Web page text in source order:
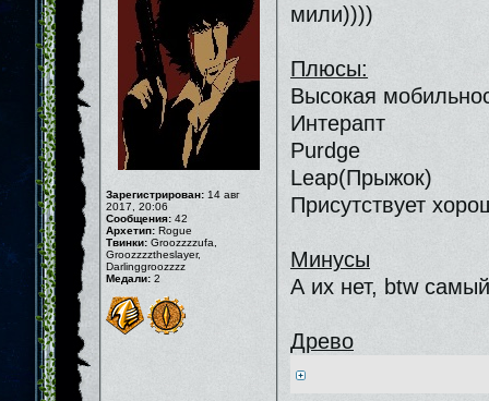
Зарегистрирован: 14 авг
2017, 20:06
Сообщения: 42
Архетип: Rogue
Твинки: Groozzzzufa,
Groozzzztheslayer,
Darlinggroozzzz
Медали: 2
мили))))
Плюсы:
Высокая
Интерапт
Purdge
Leap(Прыжок)
Присутствует
Минусы
А их нет, btw
Древо